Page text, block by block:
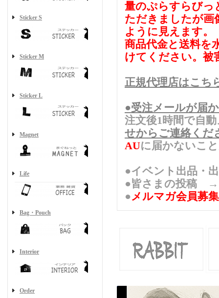
Sticker S
Sticker M
Sticker L
Magnet
Life
Bag・Pouch
Interior
Order
量のぷらすらびっ
ただきましたが画
ように見えます。
商品代金と送料を
けてください。被
正規代理店はこち
●受注メールが届
注文後1時間で自
せからご連絡くだ
AUに届かないこ
●イベント出品
●皆さまの投
●メルマガ会員募